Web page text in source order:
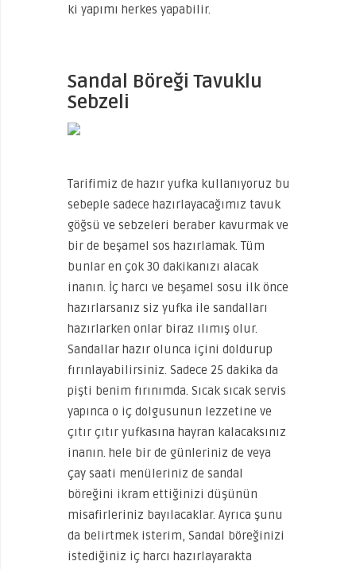
ki yapımı herkes yapabilir.
Sandal Böreği Tavuklu
Sebzeli
Tarifimiz de hazır yufka kullanıyoruz bu
sebeple sadece hazırlayacağımız tavuk
göğsü ve sebzeleri beraber kavurmak ve
bir de beşamel sos hazırlamak. Tüm
bunlar en çok 30 dakikanızı alacak
inanın. İç harcı ve beşamel sosu ilk önce
hazırlarsanız siz yufka ile sandalları
hazırlarken onlar biraz ılımış olur.
Sandallar hazır olunca içini doldurup
fırınlayabilirsiniz. Sadece 25 dakika da
pişti benim fırınımda. Sıcak sıcak servis
yapınca o iç dolgusunun lezzetine ve
çıtır çıtır yufkasına hayran kalacaksınız
inanın. hele bir de günleriniz de veya
çay saati menüleriniz de sandal
böreğini ikram ettiğinizi düşünün
misafirleriniz bayılacaklar. Ayrıca şunu
da belirtmek isterim, Sandal böreğinizi
istediğiniz iç harcı hazırlayarakta